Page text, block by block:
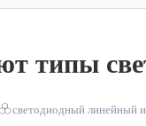
типы
светодиодный линейный